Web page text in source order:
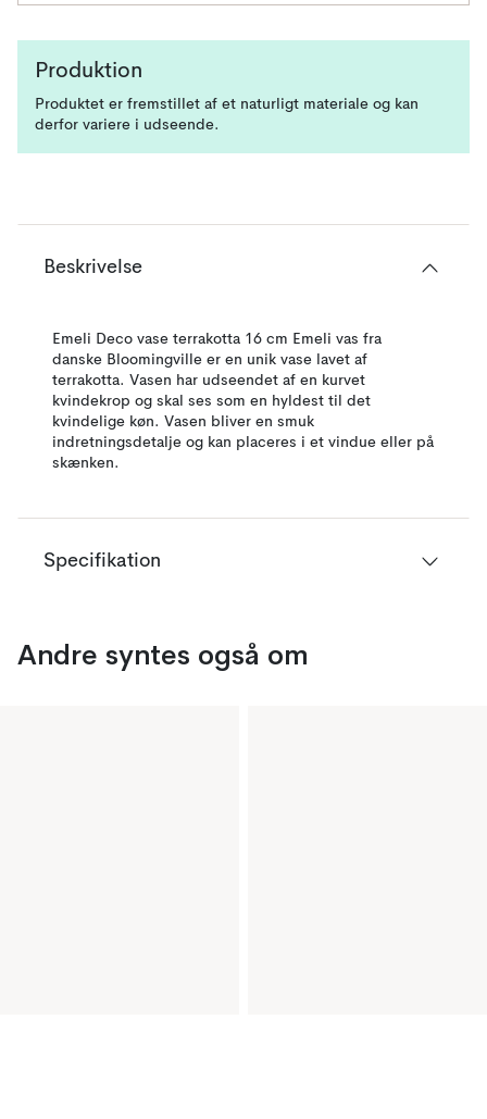
Produktion
Produktet er fremstillet af et naturligt materiale og kan
derfor variere i udseende.
Beskrivelse
Emeli Deco vase terrakotta 16 cm Emeli vas fra
danske Bloomingville er en unik vase lavet af
terrakotta. Vasen har udseendet af en kurvet
kvindekrop og skal ses som en hyldest til det
kvindelige køn. Vasen bliver en smuk
indretningsdetalje og kan placeres i et vindue eller på
skænken.
Specifikation
Andre syntes også om